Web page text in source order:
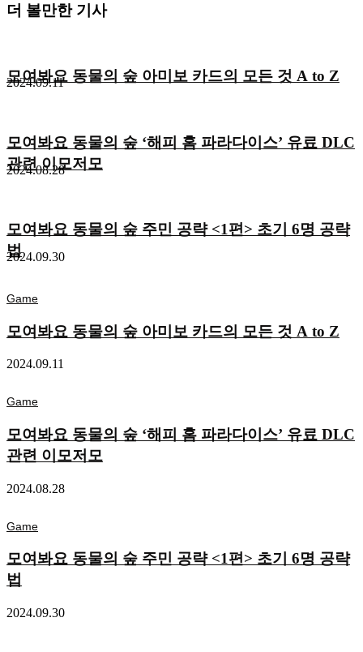
더 볼만한 기사
모여봐요 동물의 숲 아미보 카드의 모든 것 A to Z
2024.09.11
모여봐요 동물의 숲 ‘해피 홈 파라다이스’ 유료 DLC
관련 이모저모
2024.08.28
모여봐요 동물의 숲 주민 공략 <1편> 초기 6명 공략
법
2024.09.30
Game
모여봐요 동물의 숲 아미보 카드의 모든 것 A to Z
2024.09.11
Game
모여봐요 동물의 숲 ‘해피 홈 파라다이스’ 유료 DLC
관련 이모저모
2024.08.28
Game
모여봐요 동물의 숲 주민 공략 <1편> 초기 6명 공략
법
2024.09.30